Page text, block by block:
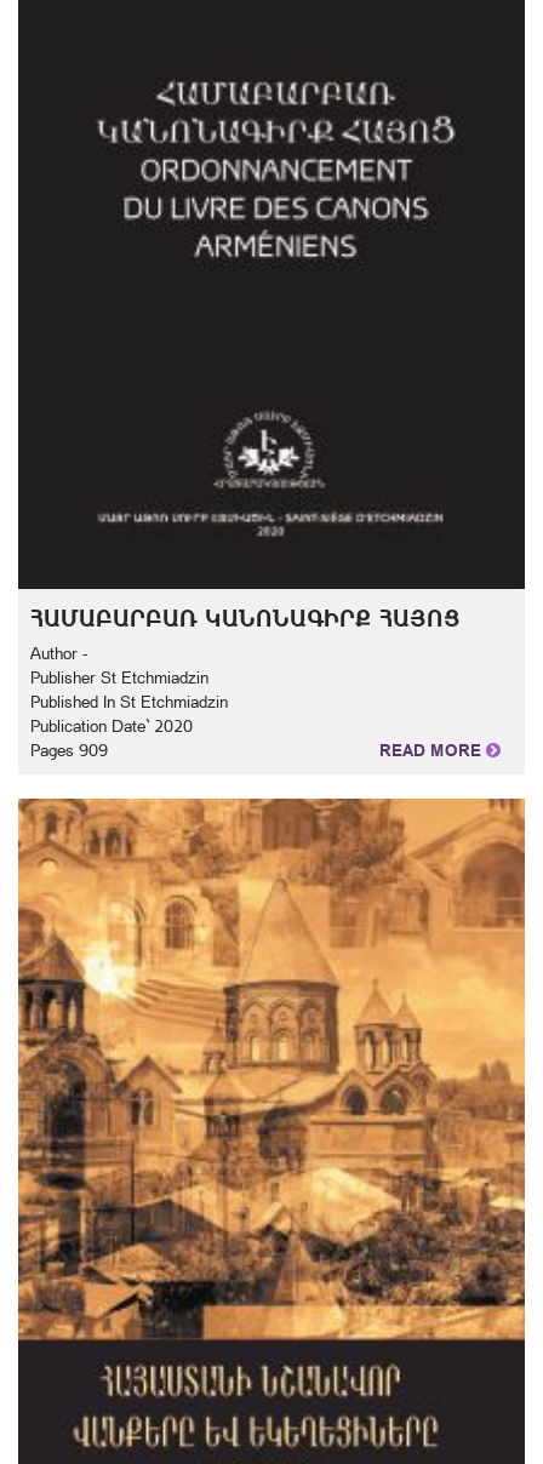
ՀԱՄԱԲԱՐԲԱՌ ԿԱՆՈՆԱԳԻՐՔ ՀԱՅՈՑ
Author -
Publisher St Etchmiadzin
Published In St Etchmiadzin
Publication Date` 2020
Pages 909
READ MORE